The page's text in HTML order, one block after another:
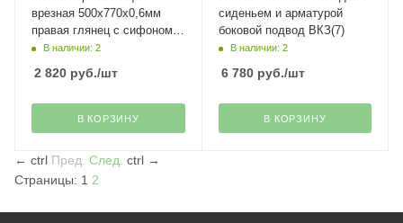
врезная 500х770х0,6мм
правая глянец с сифоном
MG6-7750OVR РМС
В наличии: 2
2 820 руб./шт
В КОРЗИНУ
сиденьем и арматурой
боковой подвод ВКЗ(7)
В наличии: 2
6 780руб./шт
В КОРЗИНУ
← ctrl Пред. След. ctrl →
Страницы: 1 2